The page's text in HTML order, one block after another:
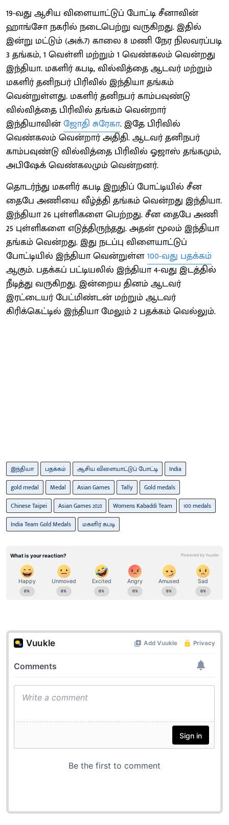
19-வது ஆசிய விளையாட்டுப் போட்டி சீனாவின்
ஹாங்சோ நகரில் நடைபெற்று வருகிறது. இதில்
இன்று மட்டும் (அக்.7) காலை 8 மணி நேர நிலவரப்படி
3 தங்கம், 1 வெள்ளி மற்றும் 1 வெண்கலம் வென்றது
இந்தியா. மகளிர் கபடி, வில்வித்தை ஆடவர் மற்றும்
மகளிர் தனிநபர் பிரிவில் இந்தியா தங்கம்
வென்றுள்ளது. மகளிர் தனிநபர் காம்பவுண்டு
வில்வித்தை பிரிவில் தங்கம் வென்றார்
இந்தியாவின்ஜோதி சுரேகா. இதே பிரிவில்
வெண்கலம் வென்றார் அதிதி. ஆடவர் தனிநபர்
காம்பவுண்டு வில்வித்தை பிரிவில் ஓஜாஸ் தங்கமும்,
அபிஷேக் வெண்கலமும் வென்றனர்.
தொடர்ந்து மகளிர் கபடி இறுதிப் போட்டியில் சீன
தைபே அணியை வீழ்த்தி தங்கம் வென்றது இந்தியா.
இந்தியா 26 புள்ளிகளை பெற்றது. சீன தைபே அணி
25 புள்ளிகளை எடுத்திருந்தது. அதன் மூலம் இந்தியா
தங்கம் வென்றது. இது நடப்பு விளையாட்டுப்
போட்டியில் இந்தியா வென்றுள்ள100-வது பதக்கம்
ஆகும். பதக்கப் பட்டியலில் இந்தியா 4-வது இடத்தில்
நீடித்து வருகிறது. இன்றைய தினம் ஆடவர்
இரட்டையர் பேட்மிண்டன் மற்றும் ஆடவர்
கிரிக்கெட்டில் இந்தியா மேலும் 2 பதக்கம் வெல்லும்.
இந்தியா பதக்கம் ஆசிய விளையாட்டுப் போட்டி
India
gold medal
Medal Asian Games Tally
Gold medals
Chinese Taipei
Asian Games 2023 Womens Kabaddi Team
100 medals
India Team Gold Medals
மகளிர் கபடி